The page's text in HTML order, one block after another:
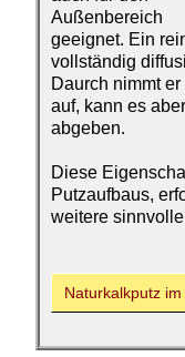
Außenbereich
geeignet. Ein
vollständig
Daurch nimmt
auf, kann es
abgeben.
Diese
Putzaufbaus,
weitere
Naturkalkputz